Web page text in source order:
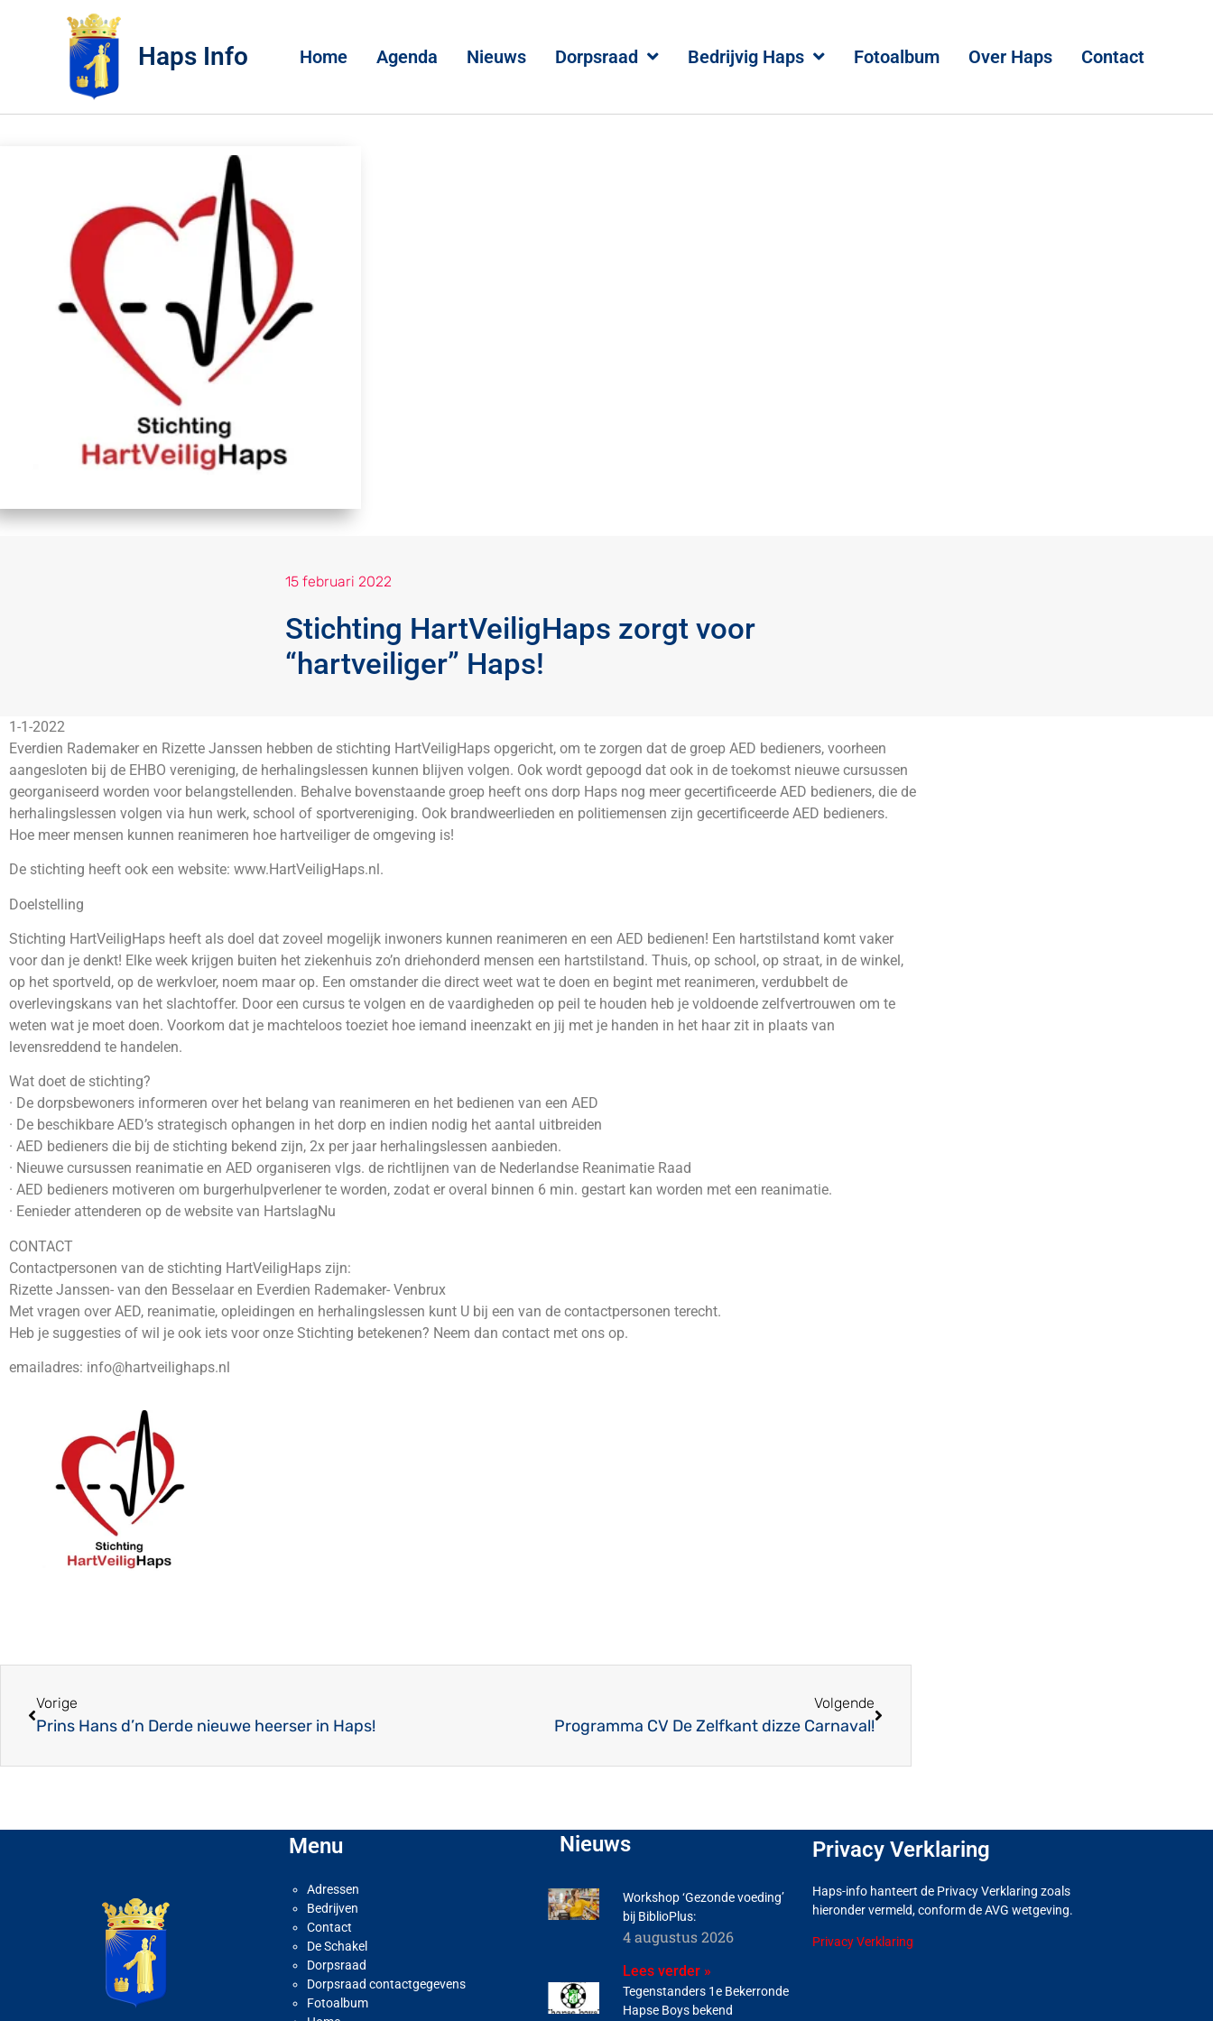
Haps Info Home Agenda Nieuws Dorpsraad Bedrijvig Haps Fotoalbum Over Haps Contact
15 februari 2022
Stichting HartVeiligHaps zorgt voor
“hartveiliger” Haps!
1-1-2022
Everdien Rademaker en Rizette Janssen hebben de stichting HartVeiligHaps opgericht, om te zorgen dat de groep AED bedieners, voorheen
aangesloten bij de EHBO vereniging, de herhalingslessen kunnen blijven volgen. Ook wordt gepoogd dat ook in de toekomst nieuwe cursussen
georganiseerd worden voor belangstellenden. Behalve bovenstaande groep heeft ons dorp Haps nog meer gecertificeerde AED bedieners, die de
herhalingslessen volgen via hun werk, school of sportvereniging. Ook brandweerlieden en politiemensen zijn gecertificeerde AED bedieners.
Hoe meer mensen kunnen reanimeren hoe hartveiliger de omgeving is!
De stichting heeft ook een website: www.HartVeiligHaps.nl.
Doelstelling
Stichting HartVeiligHaps heeft als doel dat zoveel mogelijk inwoners kunnen reanimeren en een AED bedienen! Een hartstilstand komt vaker
voor dan je denkt! Elke week krijgen buiten het ziekenhuis zo’n driehonderd mensen een hartstilstand. Thuis, op school, op straat, in de winkel,
op het sportveld, op de werkvloer, noem maar op. Een omstander die direct weet wat te doen en begint met reanimeren, verdubbelt de
overlevingskans van het slachtoffer. Door een cursus te volgen en de vaardigheden op peil te houden heb je voldoende zelfvertrouwen om te
weten wat je moet doen. Voorkom dat je machteloos toeziet hoe iemand ineenzakt en jij met je handen in het haar zit in plaats van
levensreddend te handelen.
Wat doet de stichting?
· De dorpsbewoners informeren over het belang van reanimeren en het bedienen van een AED
· De beschikbare AED’s strategisch ophangen in het dorp en indien nodig het aantal uitbreiden
· AED bedieners die bij de stichting bekend zijn, 2x per jaar herhalingslessen aanbieden.
· Nieuwe cursussen reanimatie en AED organiseren vlgs. de richtlijnen van de Nederlandse Reanimatie Raad
· AED bedieners motiveren om burgerhulpverlener te worden, zodat er overal binnen 6 min. gestart kan worden met een reanimatie.
· Eenieder attenderen op de website van HartslagNu
CONTACT
Contactpersonen van de stichting HartVeiligHaps zijn:
Rizette Janssen- van den Besselaar en Everdien Rademaker- Venbrux
Met vragen over AED, reanimatie, opleidingen en herhalingslessen kunt U bij een van de contactpersonen terecht.
Heb je suggesties of wil je ook iets voor onze Stichting betekenen? Neem dan contact met ons op.
emailadres: info@hartveilighaps.nl
Vorige
Prins Hans d’n Derde nieuwe heerser in Haps!
Volgende
Programma CV De Zelfkant dizze Carnaval!
Menu
Adressen
Bedrijven
Contact
De Schakel
Dorpsraad
Dorpsraad contactgegevens
Fotoalbum
Nieuws
Workshop ‘Gezonde voeding’
bij BiblioPlus:
4 augustus 2026
Lees verder »
Tegenstanders 1e Bekerronde
Hapse Boys bekend
Privacy Verklaring
Haps-info hanteert de Privacy Verklaring zoals
hieronder vermeld, conform de AVG wetgeving.
Privacy Verklaring